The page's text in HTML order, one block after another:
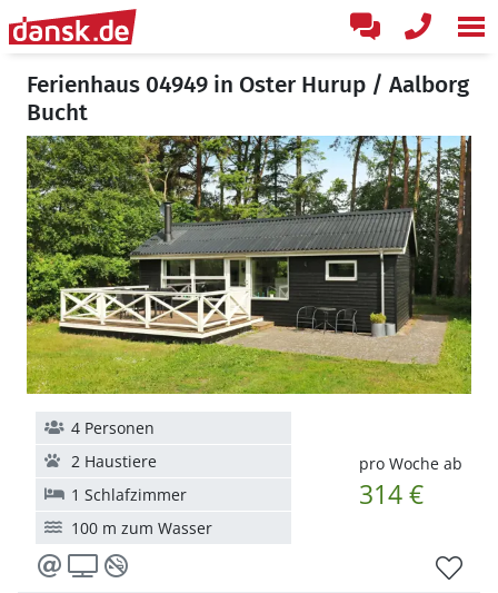
Ferienhaus 04949 in Oster Hurup / Aalborg
Bucht
pro Woche ab
314 €
4 Personen
2 Haustiere
1 Schlafzimmer
100 m zum Wasser